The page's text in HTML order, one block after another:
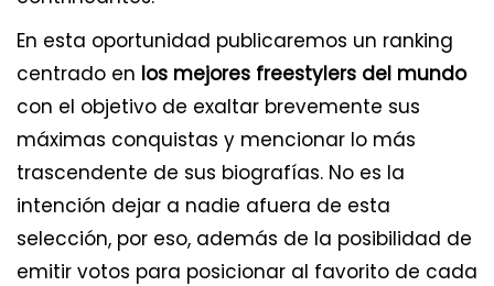
En esta oportunidad publicaremos un ranking
centrado en los mejores freestylers del mundo
con el objetivo de exaltar brevemente sus
máximas conquistas y mencionar lo más
trascendente de sus biografías. No es la
intención dejar a nadie afuera de esta
selección, por eso, además de la posibilidad de
emitir votos para posicionar al favorito de cada